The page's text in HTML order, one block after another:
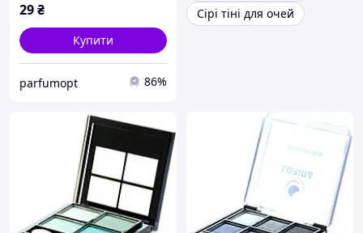
29₴
Купити
parfumopt 86%
Сірі тіні для очей